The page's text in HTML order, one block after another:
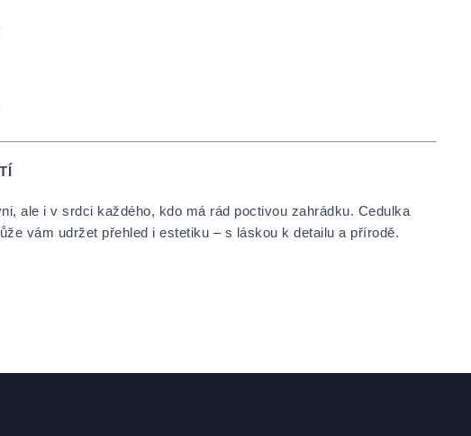
ale i v srdci každého, kdo má rád poctivou zahrádku. Cedulka
vám udržet přehled i estetiku – s láskou k detailu a přírodě.